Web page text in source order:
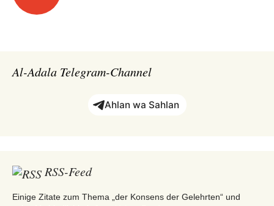
Al-Adala Telegram-Channel
Ahlan wa Sahlan
RSS-Feed
Einige Zitate zum Thema „der Konsens der Gelehrten“ und